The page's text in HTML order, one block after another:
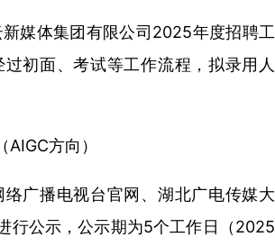
媒体集团有限公司2025年度招聘工
初面、考试等工作流程，拟录用人
方向）
络广播电视台官网、湖北广电传媒大
行公示，公示期为5个工作日（2025